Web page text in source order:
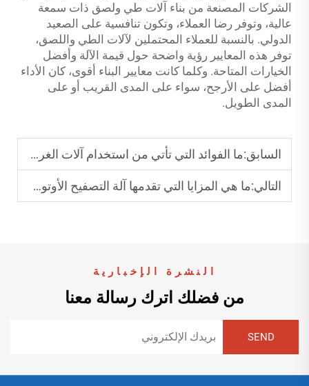
الشركات المصنعة من بناء آلات طي ولصق ذات سمعة
عالية، وتوفر رضا العملاء، وتكون تنافسية على الصعيد
الدولي. بالنسبة للعملاء المحتملين لآلات الطي واللصق،
توفر هذه المعايير رؤية واضحة حول قيمة الآلة وأفضل
الخيارات المتاحة. وكلما كانت معايير البناء أقوى، كان الأداء
أفضل على الأرجح، سواء على المدى القريب أو على
المدى الطويل.
السابق:ما الفوائد التي تأتي من استخدام آلات الغراء التلقائية للصناديق؟
التالي:ما هي المزايا التي تقدمها آلة التصفيح الأوتوماتيكية للصناديق المموجة؟
النشرة الإخبارية
من فضلك اترك رسالة معنا